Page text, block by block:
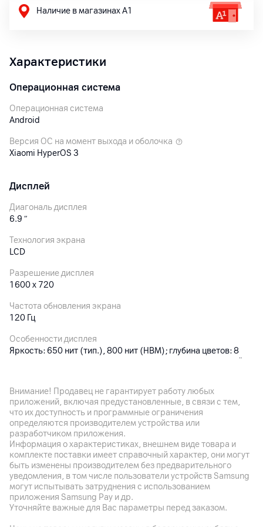
Наличие в магазинах А1
Характеристики
Операционная система
Операционная система
Android
Версия ОС на момент выхода и оболочка
Xiaomi HyperOS 3
Дисплей
Диагональ дисплея
6.9 ″
Технология экрана
LCD
Разрешение дисплея
1600 x 720
Частота обновления экрана
120 Гц
Особенности дисплея
Яркость: 650 нит (тип.), 800 нит (HBM); глубина цветов: 8
Rheinland Circadian Friendly, TÜV Rheinland Flicker Free,
технология поддержки касания мокрыми пальцами
Основная камера
Разрешение камеры
13Мп
Разрешение видео
1080p
Внимание! Продавец не гарантирует работу любых
приложений, включая предустановленные, в связи с тем,
что их доступность и программные ограничения
определяются производителем устройства или
разработчиком приложения.
Информация о характеристиках, внешнем виде товара и
комплекте поставки имеет справочный характер, они могут
быть изменены производителем без предварительного
уведомления, в том числе пользователи устройств Samsung
могут испытывать затруднения с использованием
приложения Samsung Pay и др.
Уточняйте важные для Вас параметры перед заказом.